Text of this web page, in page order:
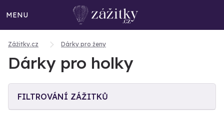
MENU
Zážitky.cz Dárky pro ženy
Dárky pro holky
FILTROVÁNÍ ZÁŽITKŮ